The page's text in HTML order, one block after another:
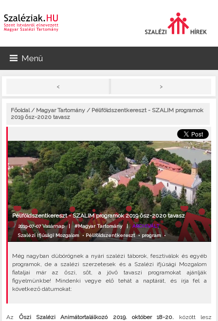
Menü
< >
Főoldal/ Magyar Tartomány / Péliföldszentkereszt - SZALIM programok
2019 ősz-2020 tavasz
Péliföldszentkereszt - SZALIM programok 2019 ősz-2020 tavasz
2019-07-07 Vasárnap |#Magyar Tartomány|ARCHIVÁLT
Szalézi Ifjúsági Mozgalom• Péliföldszentkereszt• program•
Még nagyban dübörögnek a nyári szalézi táborok, fesztiválok és egyéb
programok, de a szalézi szerzetesek és a Szalézi ifjúsági Mozgalom
fiataljai már az őszi, sőt, a jövő tavaszi programokat ajánlják
figyelmünkbe! Mindenki vegye elő tehát a naptárát, és írja fel a
következő dátumokat:
Az Őszi Szalézi Animátortalálkozó 2019. október 18-20. között lesz